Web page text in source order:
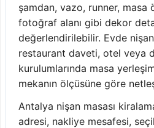
şamdan, vazo, runner, masa
fotoğraf alanı gibi dekor
değerlendirilebilir. Evde
restaurant daveti, otel veya
kurulumlarında masa
mekanın ölçüsüne göre
Antalya nişan masası
adresi, nakliye mesafesi,